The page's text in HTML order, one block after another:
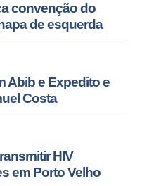
convenção do
de esquerda
Abib e Expedito e
Costa
HIV
em Porto Velho